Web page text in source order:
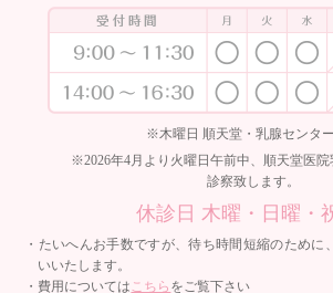
※木曜日 順天堂・乳腺センタ
※2026年4月より火曜日午前中、順天堂医院
診察致します。
休診日 木曜・日曜・
・たいへんお手数ですが、待ち時間短縮のために
いいたします。
・費用については こちら をご覧下さい